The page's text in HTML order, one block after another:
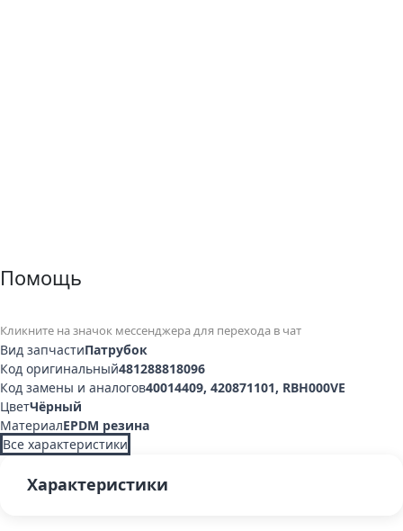
Помощь
Кликните на значок мессенджера для перехода в чат
Вид запчастиПатрубок
Код оригинальный481288818096
Код замены и аналогов40014409, 420871101, RBH000VE
ЦветЧёрный
МатериалEPDM резина
Все характеристики
Характеристики